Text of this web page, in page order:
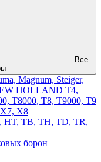
Все
Magnum, Steiger,
HOLLAND T4,
T8000, T8, T9000, T9
X8
HT, TB, TH, TD, TR,
борон